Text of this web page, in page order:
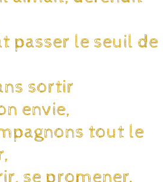
passer le seuil de
sortir
envie,
tout le
se promener.